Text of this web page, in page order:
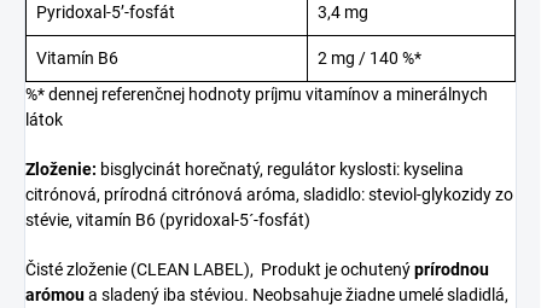
Pyridoxal-5’-fosfát 3,4 mg
Vitamín B6
2 mg / 140 %*
%* dennej referenčnej hodnoty príjmu vitamínov a minerálnych
látok
Zloženie: bisglycinát horečnatý, regulátor kyslosti: kyselina
citrónová, prírodná citrónová aróma, sladidlo: steviol-glykozidy zo
stévie, vitamín B6 (pyridoxal-5´-fosfát)
Čisté zloženie (CLEAN LABEL), Produkt je ochutenýprírodnou
arómoua sladený iba stéviou. Neobsahuje žiadne umelé sladidlá,